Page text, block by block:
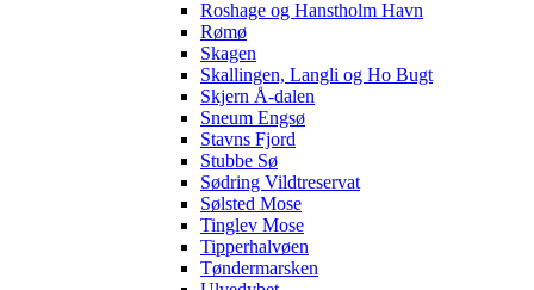
Roshage og Hanstholm Havn
Rømø
Skagen
Skallingen, Langli og Ho Bugt
Skjern Å-dalen
Sneum Engsø
Stavns Fjord
Stubbe Sø
Sødring Vildtreservat
Sølsted Mose
Tinglev Mose
Tipperhalvøen
Tøndermarsken